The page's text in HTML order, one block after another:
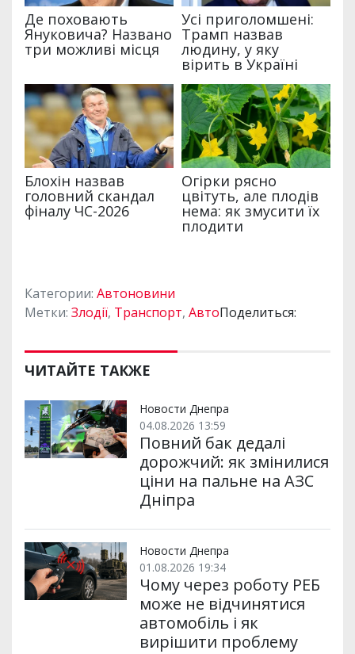
Категории: Автоновини
Метки: Злодії, Транспорт, АвтоПоделиться:
ЧИТАЙТЕ ТАКЖЕ
Новости Днепра
04.08.2026 13:59
Повний бак дедалі
дорожчий: як змінилися
ціни на пальне на АЗС
Дніпра
Новости Днепра
01.08.2026 19:34
Чому через роботу РЕБ
може не відчинятися
автомобіль і як
вирішити проблему